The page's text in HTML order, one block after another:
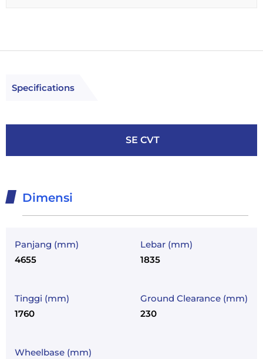
Specifications
SE CVT
Dimensi
Panjang (mm)
4655
Lebar (mm)
1835
Tinggi (mm)
1760
Ground Clearance (mm)
230
Wheelbase (mm)